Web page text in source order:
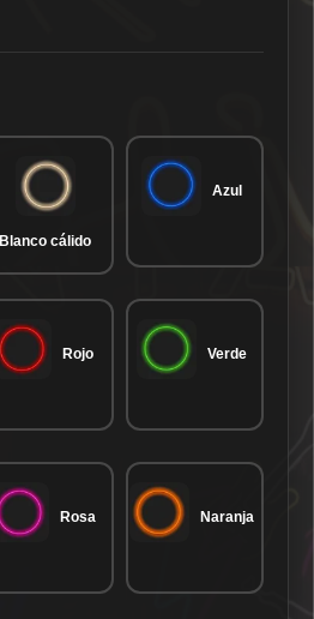
Blanco cálido
Azul
Rojo Verde
Rosa Naranja